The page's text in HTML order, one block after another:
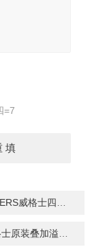
=7
磁操作方向控制阀
装叠加溢流阀